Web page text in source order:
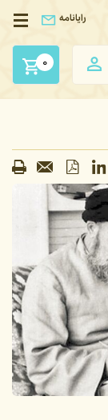
رایانامه
0